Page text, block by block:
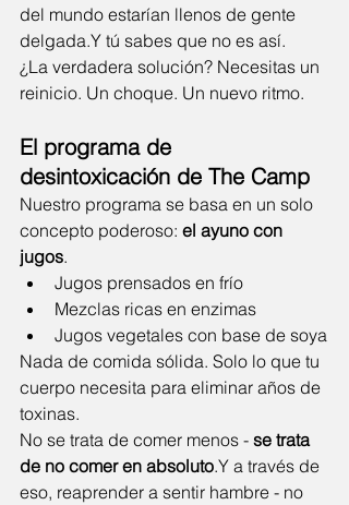
del mundo estarían llenos de gente
delgada.Y tú sabes que no es así.
¿La verdadera solución? Necesitas un
reinicio. Un choque. Un nuevo ritmo.
El programa de
desintoxicación de The Camp
Nuestro programa se basa en un solo
concepto poderoso: el ayuno con
jugos.
Jugos prensados en frío
Mezclas ricas en enzimas
Jugos vegetales con base de soya
Nada de comida sólida. Solo lo que tu
cuerpo necesita para eliminar años de
toxinas.
No se trata de comer menos - se trata
de no comer en absoluto.Y a través de
eso, reaprender a sentir hambre - no